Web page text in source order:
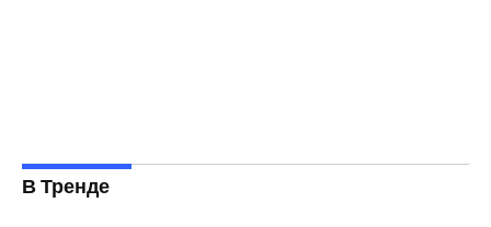
В Тренде